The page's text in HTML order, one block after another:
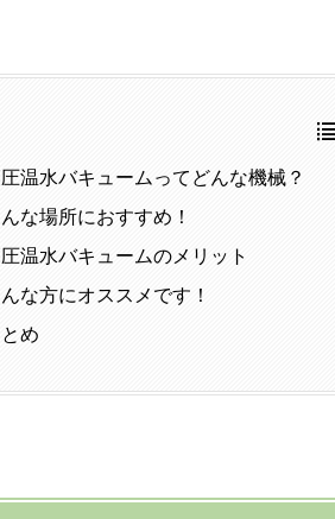
温水バキュームってどんな機械？
な場所におすすめ！
温水バキュームのメリット
な方にオススメです！
め